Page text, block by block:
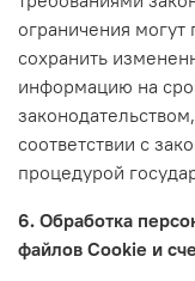
ограничения могут
сохранить
информацию на
соответствии с
процедурой
6. Обработка
файлов Cookie и